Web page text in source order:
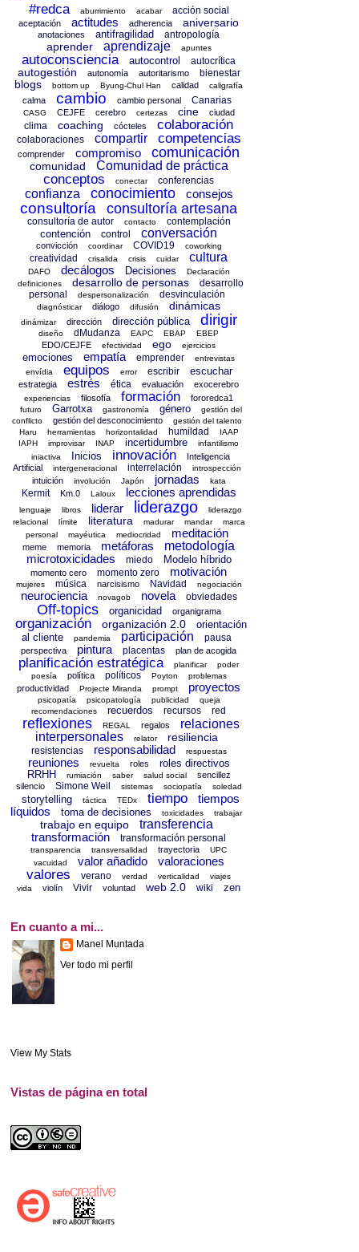
#redca aburrimiento acabar acción social
aceptación actitudes adherencia aniversario
anotaciones antifragilidad antropología
aprender aprendizaje apuntes
autoconsciencia autocontrol autocrítica
autogestión autonomía autoritarismo bienestar
blogs bottom up Byung-Chul Han calidad caligrafía
calma cambio cambio personal Canarias
CASG CEJFE cerebro certezas cine ciudad
clima coaching cócteles colaboración
colaboraciones compartir competencias
comprender compromiso comunicación
comunidad Comunidad de práctica
conceptos conectar conferencias
confianza conocimiento consejos
consultoría consultoría artesana
consultoría de autor contacto contemplación
contención control conversación
convicción coordinar COVID19 coworking
creatividad crisalida crisis cuidar cultura
DAFO decálogos Decisiones
Declaración
definiciones
desarrollo de personas
desarrollo
personal
despersonalización desvinculación
diagnósticar diálogo difusión dinámicas
dinámizar dirección dirección pública dirigir
diseño dMudanza EAPC EBAP EBEP
EDO/CEJFE efectividad ego ejercicios
emociones empatía emprender
entrevistas
envídia
equipos error escribir escuchar
estrategia estrés ética evaluación exocerebro
experiencias filosofía formación fororedca1
futuro Garrotxa gastronomía género
gestión del
conflicto
gestión del desconocimiento
gestión del talento
Haru
herramientas horizontalidad humildad
IAAP
IAPH
improvisar INAP incertidumbre
infantilismo
iniactiva
Inicios innovación
Inteligencia
Artificial
intergeneracional interrelación introspección
intuición involución Japón jornadas kata
Kermit Km.0 Laloux lecciones aprendidas
lenguaje libros liderar liderazgo
liderazgo
relacional
límite literatura madurar mandar
marca
personal
mayéutica mediocridad meditación
meme memoria metáforas
metodología
microtoxicidades
miedo Modelo híbrido
momento cero momento zero motivación
mujeres música narcisismo Navidad negociación
neurociencia novagob novela obviedades
Off-topics organicidad organigrama
organización organización 2.0
orientación
al cliente
pandemia participación pausa
perspectiva pintura placentas plan de acogida
planificación estratégica planificar
poder
poesía
política políticos Poyton problemas
productividad Projecte Miranda prompt proyectos
psicopatía psicopatología publicidad
queja
recomendaciones
recuerdos recursos red
reflexiones REGAL regalos
relaciones
interpersonales
relator resiliencia
resistencias responsabilidad respuestas
reuniones revuelta roles
roles directivos
RRHH
rumiación saber salud social
sencillez
silencio
Simone Weil sistemas sociopatía soledad
storytelling táctica TEDx tiempo
tiempos
líquidos
toma de decisiones toxicidades trabajar
trabajo en equipo
transferencia
transformación
transformación personal
transparencia transversalidad trayectoria
UPC
vacuidad
valor añadido valoraciones
valores verano verdad verticalidad
viajes
vida
violín Vivir voluntad web 2.0 wiki zen
En cuanto a mi...
Manel Muntada
Ver todo mi perfil
View My Stats
Vistas de página en total